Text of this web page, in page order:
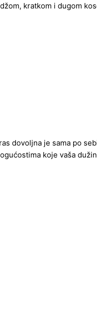
kratkom i dugom
dovoljna je sama po
koje vaša